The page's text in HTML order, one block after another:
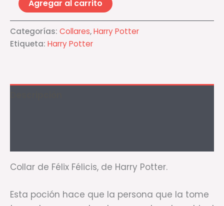
Agregar al carrito
Categorías: Collares,Harry Potter
Etiqueta: Harry Potter
Collar de Félix Félicis, de Harry Potter.
Esta poción hace que la persona que la tome